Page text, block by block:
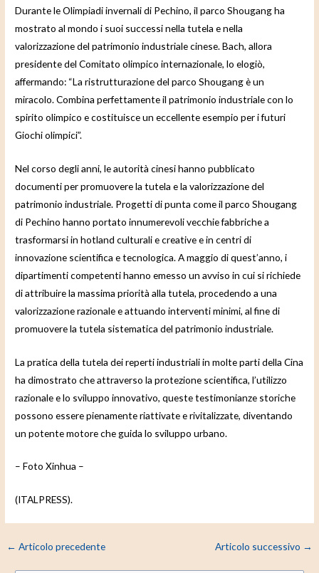
Durante le Olimpiadi invernali di Pechino, il parco Shougang ha
mostrato al mondo i suoi successi nella tutela e nella
valorizzazione del patrimonio industriale cinese. Bach, allora
presidente del Comitato olimpico internazionale, lo elogiò,
affermando: “La ristrutturazione del parco Shougang è un
miracolo. Combina perfettamente il patrimonio industriale con lo
spirito olimpico e costituisce un eccellente esempio per i futuri
Giochi olimpici”.
Nel corso degli anni, le autorità cinesi hanno pubblicato
documenti per promuovere la tutela e la valorizzazione del
patrimonio industriale. Progetti di punta come il parco Shougang
di Pechino hanno portato innumerevoli vecchie fabbriche a
trasformarsi in hotland culturali e creative e in centri di
innovazione scientifica e tecnologica. A maggio di quest’anno, i
dipartimenti competenti hanno emesso un avviso in cui si richiede
di attribuire la massima priorità alla tutela, procedendo a una
valorizzazione razionale e attuando interventi minimi, al fine di
promuovere la tutela sistematica del patrimonio industriale.
La pratica della tutela dei reperti industriali in molte parti della Cina
ha dimostrato che attraverso la protezione scientifica, l’utilizzo
razionale e lo sviluppo innovativo, queste testimonianze storiche
possono essere pienamente riattivate e rivitalizzate, diventando
un potente motore che guida lo sviluppo urbano.
– Foto Xinhua –
(ITALPRESS).
← Articolo precedente Articolo successivo →